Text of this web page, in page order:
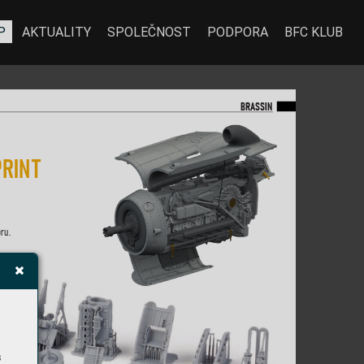
BRASSIN
RINT
AKTUALITY SPOLEČNOST PODPORA BFC KLUB